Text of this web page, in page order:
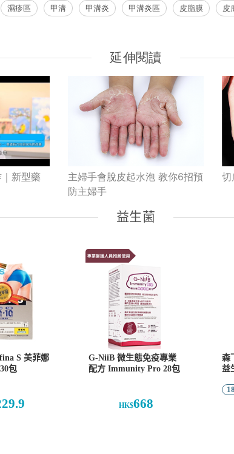
濕疹區 甲溝 甲溝炎 甲溝炎區 皮脂膜 皮
延伸閱讀
新型藥
主婦手會脫皮起水泡 教你6招預
防主婦手
切